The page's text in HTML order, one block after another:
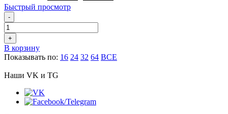
Быстрый просмотр
-
+
В корзину
Показывать по: 16 24 32 64 ВСЕ
Наши VK и TG